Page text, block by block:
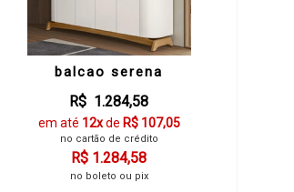
balcao serena
R$ 1.284,58
em até 12xde R$ 107,05
no cartão de crédito
R$ 1.284,58
no boleto ou pix